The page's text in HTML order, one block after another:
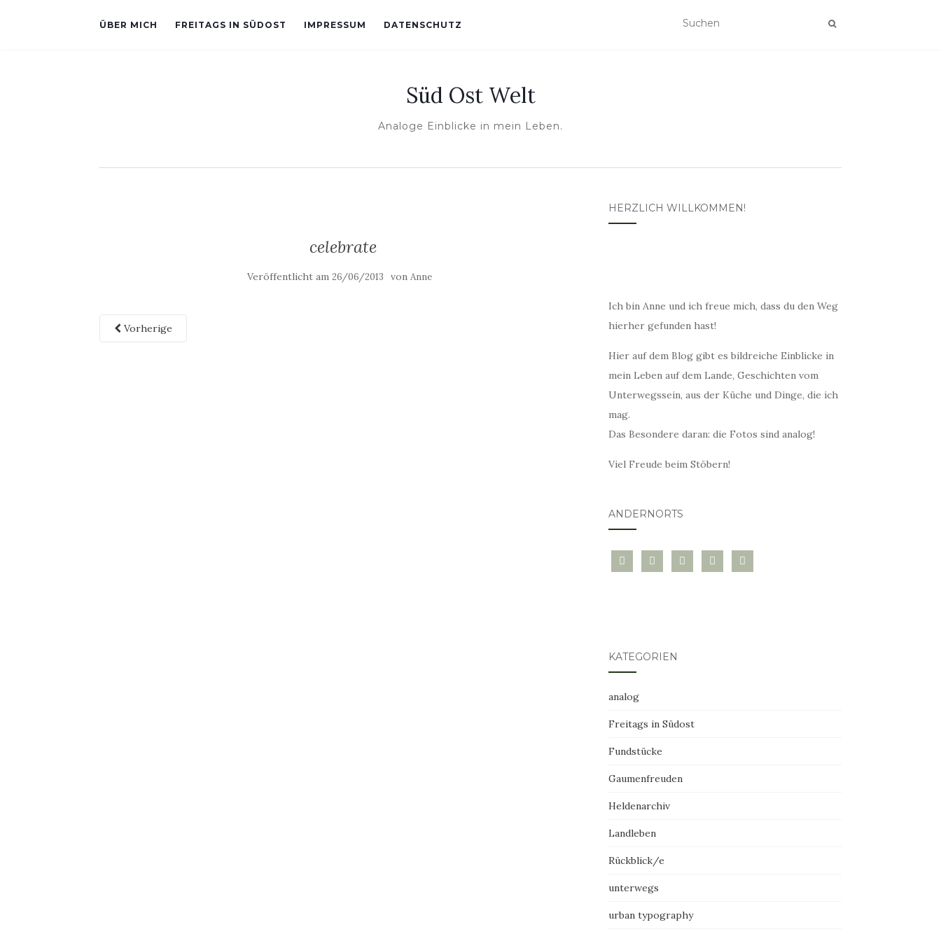
ÜBER MICH FREITAGS IN SÜDOST IMPRESSUM DATENSCHUTZ
Süd Ost Welt
Analoge Einblicke in mein Leben.
celebrate
Veröffentlicht am26/06/2013 vonAnne
Vorherige
HERZLICH WILLKOMMEN!
Ich bin Anne und ich freue mich, dass du den Weg
hierher gefunden hast!
Hier auf dem Blog gibt es bildreiche Einblicke in
mein Leben auf dem Lande, Geschichten vom
Unterwegssein, aus der Küche und Dinge, die ich
mag.
Das Besondere daran: die Fotos sind analog!
Viel Freude beim Stöbern!
ANDERNORTS
bloglovininstagramtwitter pinterest
mail
KATEGORIEN
analog
Freitags in Südost
Fundstücke
Gaumenfreuden
Heldenarchiv
Landleben
Rückblick/e
unterwegs
urban typography